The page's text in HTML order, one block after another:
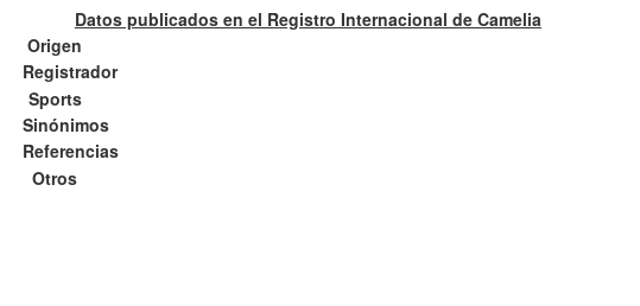
Datos publicados en el Registro Internacional de Camelia
Origen
Registrador
Sports
Sinónimos
Referencias
Otros